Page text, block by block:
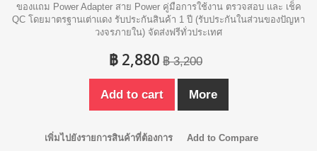
ของแถม Power Adapter สาย Power คู่มือการใช้งาน ตรวจสอบ และ เช็ค
QC โดยมาตรฐานเต่าแดง รับประกันสินค้า 1 ปี (รับประกันในส่วนของปัญหา
วงจรภายใน) จัดส่งฟรีทั่วประเทศ
฿ 2,880 ฿ 3,200
Add to cart More
เพิ่มไปยังรายการสินค้าที่ต้องการ Add to Compare